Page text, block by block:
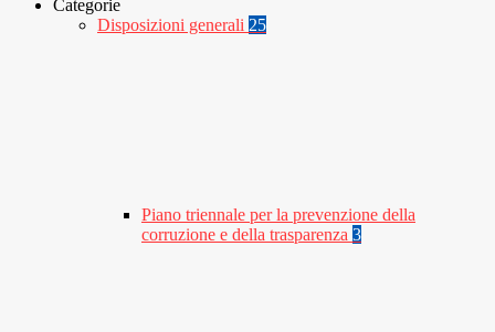
Categorie
Disposizioni generali 25
Piano triennale per la prevenzione della
corruzione e della trasparenza 3